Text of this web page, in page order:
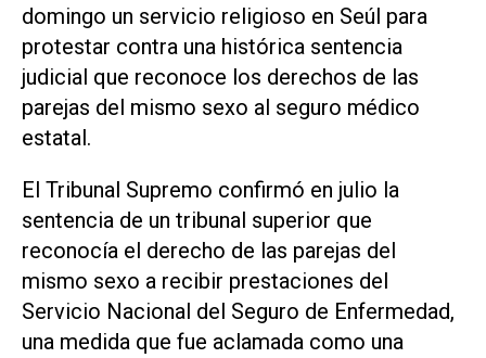
domingo un servicio religioso en Seúl para
protestar contra una histórica sentencia
judicial que reconoce los derechos de las
parejas del mismo sexo al seguro médico
estatal.
El Tribunal Supremo confirmó en julio la
sentencia de un tribunal superior que
reconocía el derecho de las parejas del
mismo sexo a recibir prestaciones del
Servicio Nacional del Seguro de Enfermedad,
una medida que fue aclamada como una